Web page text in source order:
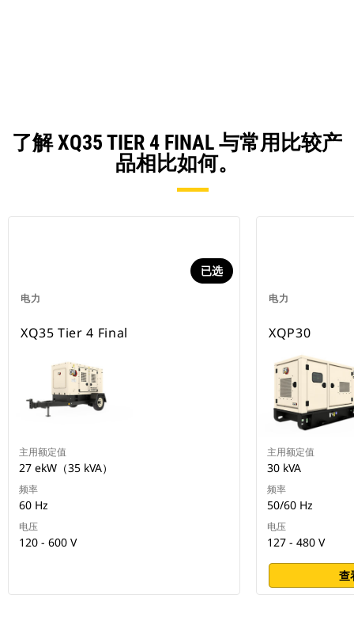
了解 XQ35 TIER 4 FINAL 与常用比较产
品相比如何。
电力
已选
XQ35 Tier 4 Final
主用额定值
27 ekW（35 kVA）
频率
60 Hz
电压
120 - 600 V
电力
XQP30
主用额定值
30 kVA
频率
50/60 Hz
电压
127 - 480 V
查